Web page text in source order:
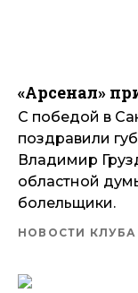
«Арсенал»
С победой в
поздравили
Владимир
областной
болельщики.
НОВОСТИ КЛУБА